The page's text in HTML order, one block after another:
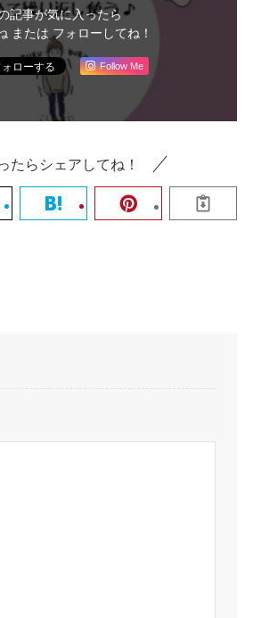
記事が気に入ったら
または フォローしてね！
Follow Me
たらシェアしてね！